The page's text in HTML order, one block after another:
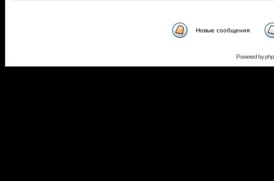
Новые сообщения
Powered by